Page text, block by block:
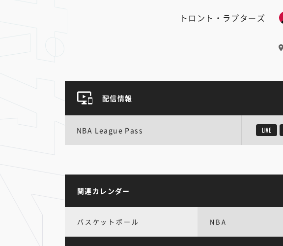
トロント・ラプターズ
配信情報
NBA League Pass LIVE
関連カレンダー
バスケットボール NBA